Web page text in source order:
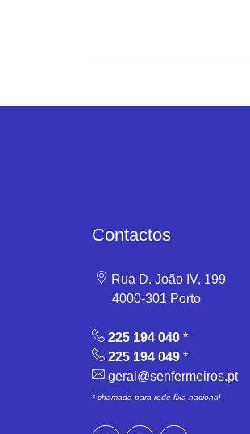
Contactos
Rua D. João IV, 199
4000-301 Porto
225 194 040 *
225 194 049 *
geral@senfermeiros.pt
* chamada para rede fixa nacional